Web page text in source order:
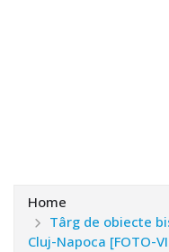
Home
Târg de obiecte
Cluj-Napoca [FOTO-